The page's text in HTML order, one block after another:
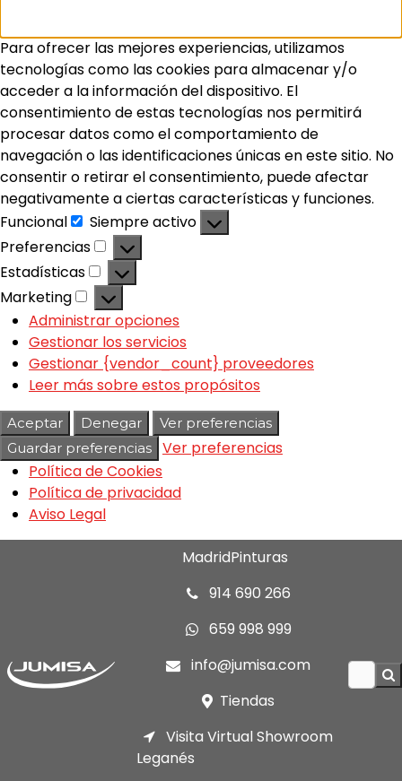
Para ofrecer las mejores experiencias, utilizamos
tecnologías como las cookies para almacenar y/o
acceder a la información del dispositivo. El
consentimiento de estas tecnologías nos permitirá
procesar datos como el comportamiento de
navegación o las identificaciones únicas en este sitio. No
consentir o retirar el consentimiento, puede afectar
negativamente a ciertas características y funciones.
Funcional
Siempre activo
Preferencias
Estadísticas
Marketing
Administrar opciones
Gestionar los servicios
Gestionar {vendor_count} proveedores
Leer más sobre estos propósitos
Aceptar Denegar
Ver preferencias
Guardar preferencias
Ver preferencias
Política de Cookies
Política de privacidad
Aviso Legal
MadridPinturas
914 690 266
659 998 999
info@jumisa.com
Tiendas
Visita Virtual Showroom
Leganés